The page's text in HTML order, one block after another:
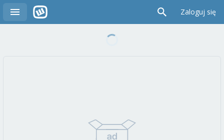
Zaloguj się